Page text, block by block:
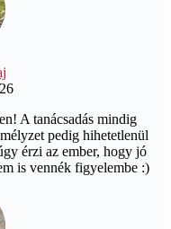
A tanácsadás mindig
pedig hihetetlenül
érzi az ember, hogy jó
is vennék figyelembe :)